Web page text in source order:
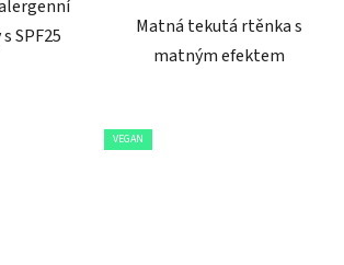
SPF25
Matná tekutá rtěnka s
matným efektem
VEGAN